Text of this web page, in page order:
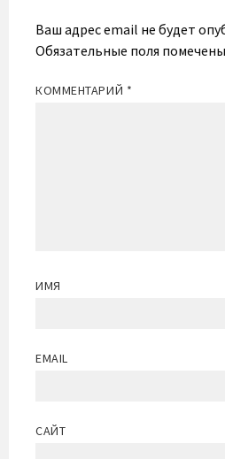
Ваш адрес email не будет
Обязательные поля помечены
КОММЕНТАРИЙ *
ИМЯ
EMAIL
САЙТ